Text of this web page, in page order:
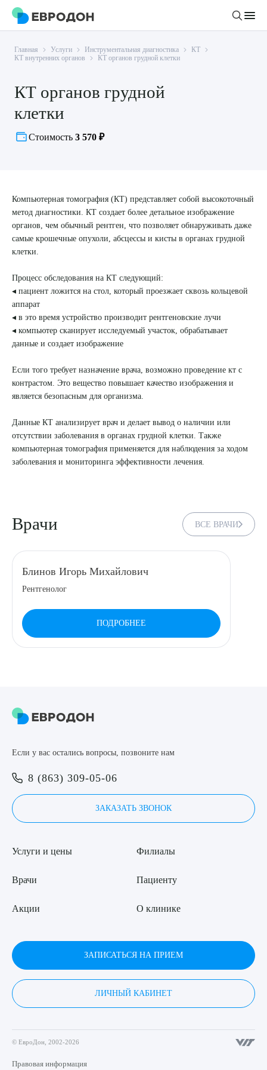
Личный кабинет
О компании
Новости
Статьи
Правовая информация
Политика конфиденциальности
Пользовательское соглашение
Инструментальная диагностика
Хирургический стационар
Подготовка к анализам
Подготовка к диагностике
ДМС
Акции
Филиалы
8 (863) 309-05-06
ЗАКАЗАТЬ ЗВОНОК
Главная Услуги Инструментальная диагностика
КТ
КТ внутренних органов
КТ органов грудной клетки
КТ органов грудной
клетки
Стоимость 3 570 ₽
Компьютерная томография (КТ) представляет собой высокоточный
метод диагностики. КТ создает более детальное изображение
органов, чем обычный рентген, что позволяет обнаруживать даже
самые крошечные опухоли, абсцессы и кисты в органах грудной
клетки.
Процесс обследования на КТ следующий:
◂ пациент ложится на стол, который проезжает сквозь кольцевой
аппарат
◂ в это время устройство производит рентгеновские лучи
◂ компьютер сканирует исследуемый участок, обрабатывает
данные и создает изображение
Если того требует назначение врача, возможно проведение кт с
контрастом. Это вещество повышает качество изображения и
является безопасным для организма.
Данные КТ анализирует врач и делает вывод о наличии или
отсутствии заболевания в органах грудной клетки. Также
компьютерная томография применяется для наблюдения за ходом
заболевания и мониторинга эффективности лечения.
Врачи ВСЕ ВРАЧИ
Блинов Игорь Михайлович
Рентгенолог
ПОДРОБНЕЕ
Если у вас остались вопросы, позвоните нам
8 (863) 309-05-06
ЗАКАЗАТЬ ЗВОНОК
Услуги и цены
Врачи
Акции
Филиалы
Пациенту
О клинике
ЗАПИСАТЬСЯ НА ПРИЕМ
ЛИЧНЫЙ КАБИНЕТ
© ЕвроДон, 2002-2026
Правовая информация
ОТПРАВИТЬ
Выберите сопутствующую услугу